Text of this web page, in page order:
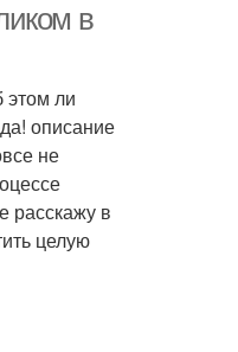
в
этом ли
описание
не
расскажу в
целую